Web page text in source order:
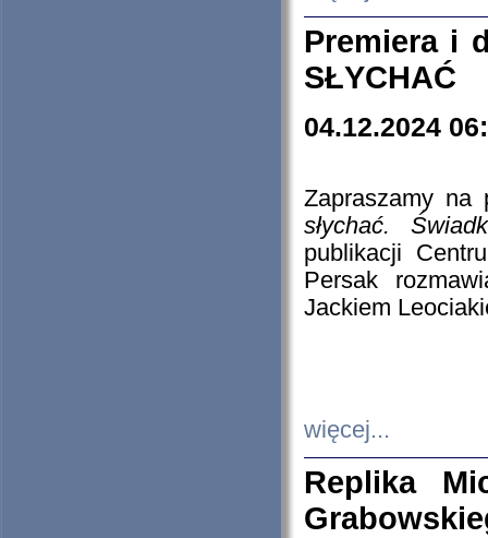
Premiera i
SŁYCHAĆ
04.12.2024
Zapraszamy
słychać.
publikacji
Persak
Jackiem
więcej...
Replika